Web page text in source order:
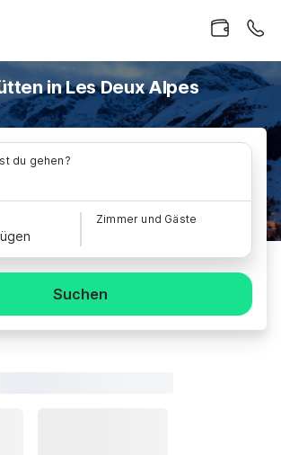
in Les Deux Alpes
du gehen?
Zimmer und Gäste
Suchen